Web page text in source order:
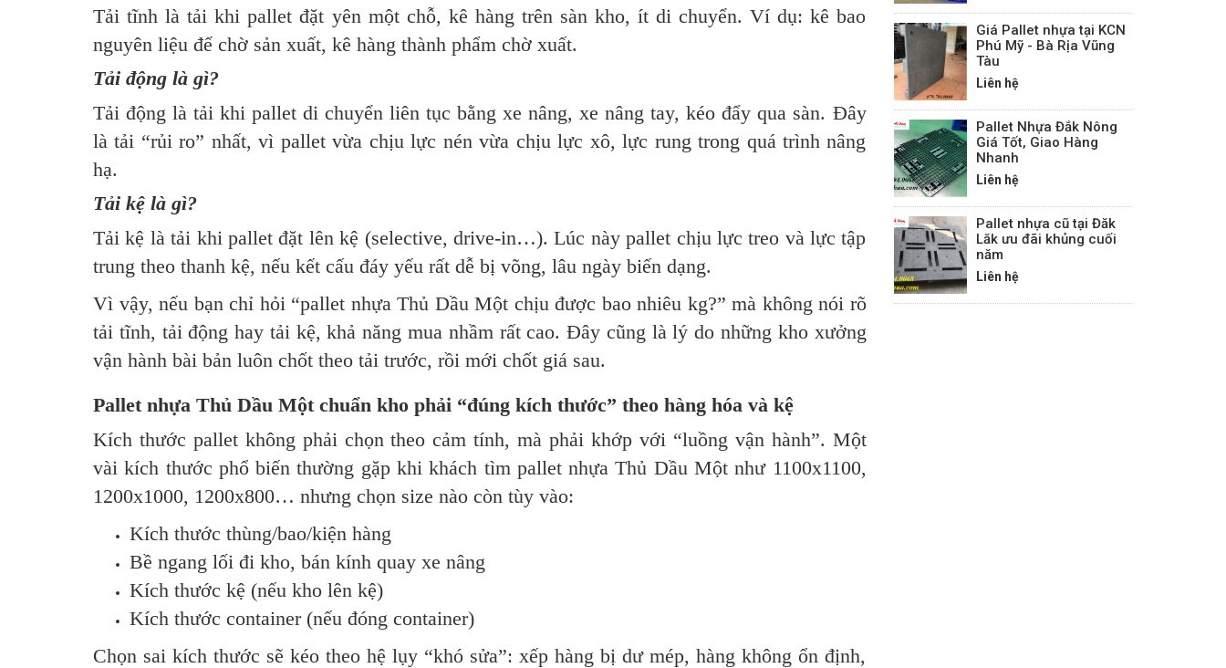
Tải tĩnh là tải khi pallet đặt yên một chỗ, kê hàng trên sàn kho, ít di chuyển. Ví dụ: kê bao
nguyên liệu để chờ sản xuất, kê hàng thành phẩm chờ xuất.
Tải động là gì?
Tải động là tải khi pallet di chuyển liên tục bằng xe nâng, xe nâng tay, kéo đẩy qua sàn. Đây
là tải “rủi ro” nhất, vì pallet vừa chịu lực nén vừa chịu lực xô, lực rung trong quá trình nâng
hạ.
Tải kệ là gì?
Tải kệ là tải khi pallet đặt lên kệ (selective, drive-in…). Lúc này pallet chịu lực treo và lực tập
trung theo thanh kệ, nếu kết cấu đáy yếu rất dễ bị võng, lâu ngày biến dạng.
Vì vậy, nếu bạn chỉ hỏi “pallet nhựa Thủ Dầu Một chịu được bao nhiêu kg?” mà không nói rõ
tải tĩnh, tải động hay tải kệ, khả năng mua nhầm rất cao. Đây cũng là lý do những kho xưởng
vận hành bài bản luôn chốt theo tải trước, rồi mới chốt giá sau.
Pallet nhựa Thủ Dầu Một chuẩn kho phải “đúng kích thước” theo hàng hóa và kệ
Kích thước pallet không phải chọn theo cảm tính, mà phải khớp với “luồng vận hành”. Một
vài kích thước phổ biến thường gặp khi khách tìm pallet nhựa Thủ Dầu Một như 1100x1100,
1200x1000, 1200x800… nhưng chọn size nào còn tùy vào:
Kích thước thùng/bao/kiện hàng
Bề ngang lối đi kho, bán kính quay xe nâng
Kích thước kệ (nếu kho lên kệ)
Kích thước container (nếu đóng container)
Chọn sai kích thước sẽ kéo theo hệ lụy “khó sửa”: xếp hàng bị dư mép, hàng không ổn định,
Giá Pallet nhựa tại KCN
Phú Mỹ - Bà Rịa Vũng
Tàu
Liên hệ
Pallet Nhựa Đắk Nông
Giá Tốt, Giao Hàng
Nhanh
Liên hệ
Pallet nhựa cũ tại Đăk
Lăk ưu đãi khủng cuối
năm
Liên hệ